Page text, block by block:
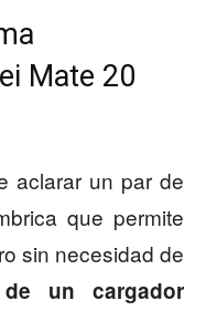
Mate 20
aclarar un par de
que permite
sin necesidad de
un cargador